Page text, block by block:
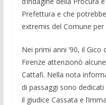
Prefettura e che
extremis del Comune
Nei primi anni ’90, il Gico
Firenze attenzionò
Cattafi. Nella nota
di passaggi sono
il giudice Cassata e